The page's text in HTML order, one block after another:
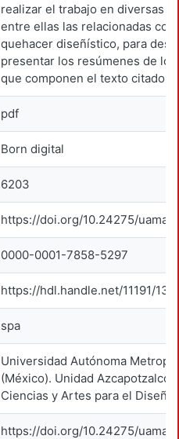
realizar el trabajo en diversas
entre ellas las relacionadas con
quehacer diseñístico, para
presentar los resúmenes de
que componen el texto citado.
pdf
Born digital
6203
https://doi.org/10.24275/
0000-0001-7858-5297
https://hdl.handle.net/11191/
spa
Universidad Autónoma
(México). Unidad Azcapotzalco.
Ciencias y Artes para el Diseño.
https://doi.org/10.24275/